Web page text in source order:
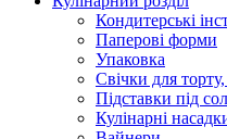
Кондитерські
Паперові форми
Упаковка
Свічки для
Підставки під
Кулінарні